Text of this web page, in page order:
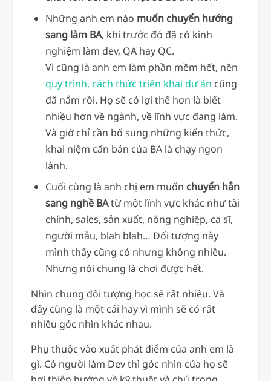
Những anh em nào muốn chuyển hướng
sang làm BA, khi trước đó đã có kinh
nghiệm làm dev, QA hay QC.
Vì cũng là anh em làm phần mềm hết, nên
quy trình, cách thức triển khai dự án cũng
đã nắm rồi. Họ sẽ có lợi thế hơn là biết
nhiều hơn về ngành, về lĩnh vực đang làm.
Và giờ chỉ cần bổ sung những kiến thức,
khai niệm căn bản của BA là chạy ngon
lành.
Cuối cùng là anh chị em muốn chuyển hẳn
sang nghề BAtừ một lĩnh vực khác như tài
chính, sales, sản xuất, nông nghiệp, ca sĩ,
người mẫu, blah blah… Đối tượng này
mình thấy cũng có nhưng không nhiều.
Nhưng nói chung là chơi được hết.
Nhìn chung đối tượng học sẽ rất nhiều. Và
đây cũng là một cái hay vì mình sẽ có rất
nhiều góc nhìn khác nhau.
Phụ thuộc vào xuất phát điểm của anh em là
gì. Có người làm Dev thì góc nhìn của họ sẽ